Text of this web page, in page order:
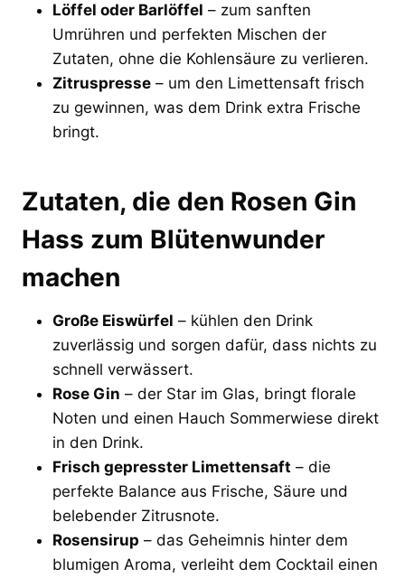
Löffel oder Barlöffel – zum sanften
Umrühren und perfekten Mischen der
Zutaten, ohne die Kohlensäure zu verlieren.
Zitruspresse – um den Limettensaft frisch
zu gewinnen, was dem Drink extra Frische
bringt.
Zutaten, die den Rosen Gin
Hass zum Blütenwunder
machen
Große Eiswürfel – kühlen den Drink
zuverlässig und sorgen dafür, dass nichts zu
schnell verwässert.
Rose Gin – der Star im Glas, bringt florale
Noten und einen Hauch Sommerwiese direkt
in den Drink.
Frisch gepresster Limettensaft – die
perfekte Balance aus Frische, Säure und
belebender Zitrusnote.
Rosensirup – das Geheimnis hinter dem
blumigen Aroma, verleiht dem Cocktail einen